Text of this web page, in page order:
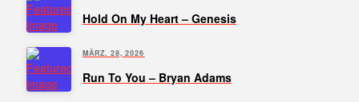
Hold On My Heart – Genesis
MÄRZ. 28, 2026
Run To You – Bryan Adams